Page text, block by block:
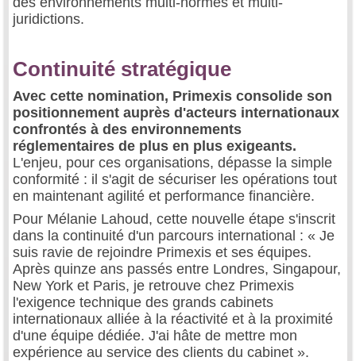
juridictions.
Continuité stratégique
Avec cette nomination, Primexis consolide son
positionnement auprès d'acteurs internationaux
confrontés à des environnements
réglementaires de plus en plus exigeants.
L'enjeu, pour ces organisations, dépasse la simple
conformité : il s'agit de sécuriser les opérations tout
en maintenant agilité et performance financière.
Pour Mélanie Lahoud, cette nouvelle étape s'inscrit
dans la continuité d'un parcours international : « Je
suis ravie de rejoindre Primexis et ses équipes.
Après quinze ans passés entre Londres, Singapour,
New York et Paris, je retrouve chez Primexis
l'exigence technique des grands cabinets
internationaux alliée à la réactivité et à la proximité
d'une équipe dédiée. J'ai hâte de mettre mon
expérience au service des clients du cabinet ».